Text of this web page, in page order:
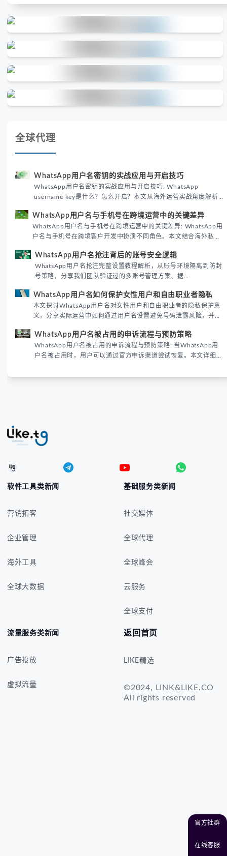
官方社群
在线客服
全球代理
WhatsApp用户名密钥的实战应用与开启技巧
WhatsApp用户名密钥的实战应用与开启技巧: WhatsApp
username key是什么？怎么开启？本文从海外运营实战角度解析
境团队高效触达目标客户。
WhatsApp用户名与手机号在跨境运营中的关键差异
WhatsApp用户名与手机号在跨境运营中的关键差异: WhatsApp用
户名与手机号在跨境客户开发中扮演不同角色。本文结合海外私域
际差异，帮助团队优化WhatsApp营销策略。
WhatsApp用户名抢注背后的账号安全逻辑
WhatsApp用户名抢注完整设置教程解析，从账号环境隔离到防封
号策略，分享我们团队验证过的多账号管理方案。据
性直接影响转化率。
WhatsApp用户名如何保护女性用户和自由职业者隐私
本文探讨WhatsApp用户名对女性用户和自由职业者的隐私保护意
义，分享实际运营中如何通过用户名设置避免号码泄露风险，并提
已成为全球数字沟通的首要考量。
WhatsApp用户名被占用的申诉流程与预防策略
WhatsApp用户名被占用的申诉流程与预防策略: 当WhatsApp用
户名被占用时，用户可以通过官方申诉渠道尝试恢复。本文详细解
账号安全。
软件工具类新闻
营销拓客
企业管理
海外工具
全球大数据
基础服务类新闻
社交媒体
全球代理
全球峰会
云服务
全球支付
流量服务类新闻
广告投放
虚拟流量
返回首页
LIKE精选
©2024, LINK&LIKE.CO
All rights reserved